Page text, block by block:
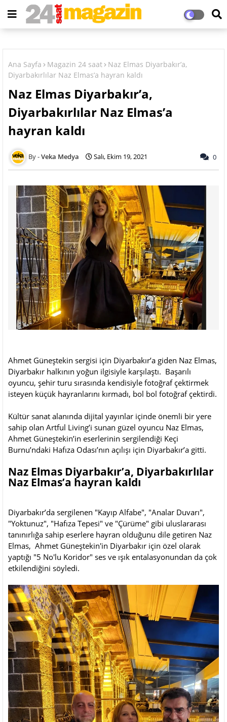
Ana Sayfa Magazin 24 saat
Naz Elmas Diyarbakır’a,
Diyarbakırlılar Naz Elmas’a hayran kaldı
Naz Elmas Diyarbakır’a,
Diyarbakırlılar Naz Elmas’a
hayran kaldı
Veka Medya Salı, Ekim 19, 2021 0
Ahmet Güneştekin sergisi için Diyarbakır’a giden Naz Elmas,
Diyarbakır halkının yoğun ilgisiyle karşılaştı. Başarılı
oyuncu, şehir turu sırasında kendisiyle fotoğraf çektirmek
isteyen küçük hayranlarını kırmadı, bol bol fotoğraf çektirdi.
Kültür sanat alanında dijital yayınlar içinde önemli bir yere
sahip olan Artful Living’i sunan güzel oyuncu Naz Elmas,
Ahmet Güneştekin’in eserlerinin sergilendiği Keçi
Burnu’ndaki Hafıza Odası’nın açılışı için Diyarbakır’a gitti.
Naz Elmas Diyarbakır’a, Diyarbakırlılar
Naz Elmas’a hayran kaldı
Diyarbakır’da sergilenen "Kayıp Alfabe", "Analar Duvarı",
"Yoktunuz", "Hafıza Tepesi" ve "Çürüme" gibi uluslararası
tanınırlığa sahip eserlere hayran olduğunu dile getiren Naz
Elmas, Ahmet Güneştekin'in Diyarbakır için özel olarak
yaptığı "5 No'lu Koridor" ses ve ışık entalasyonundan da çok
etkilendiğini söyledi.